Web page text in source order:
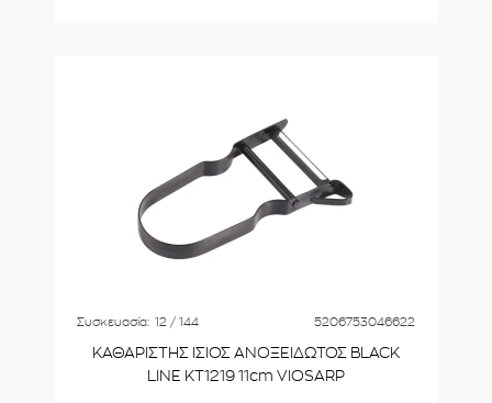
Συσκευασία: 12 / 144 5206753046622
ΚΑΘΑΡΙΣΤΗΣ ΙΣΙΟΣ ΑΝΟΞΕΙΔΩΤΟΣ BLACK
LINE KT1219 11cm VIOSARP